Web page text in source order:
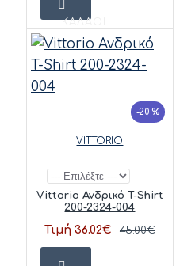
ΚΑΛΆΘΙ
-20 %
VITTORIO
Vittorio Ανδρικό T-Shirt
200-2324-004
Τιμή 36.02€ 45.00€